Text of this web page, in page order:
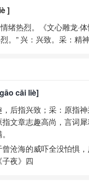
]
绪热烈。《文心雕龙·
。” 兴：兴致。采：精神
cǎi liè]
后指兴致；采：原指神
文章志趣高尚，言词
沧海的威吓全没怕惧
夜》四